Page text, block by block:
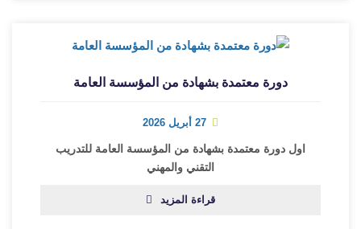
دورة معتمدة بشهادة من المؤسسة العامة
27 أبريل 2026
اول دورة معتمدة بشهادة من المؤسسة العامة للتدريب
التقني والمهني
قراءة المزيد